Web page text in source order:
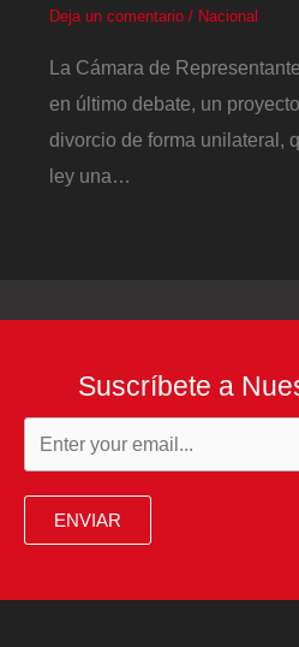
Deja un comentario / Nacional
La Cámara de
en último debate, un
divorcio de forma unilateral,
ley una…
Suscríbete a
ENVIAR